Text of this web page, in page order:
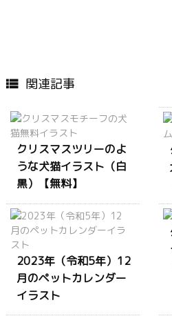
 関連記事
クリスマスツリーのよ
うな犬猫イラスト（白
黒）【無料】
2023年（令和5年）12
月のペットカレンダー
イラスト